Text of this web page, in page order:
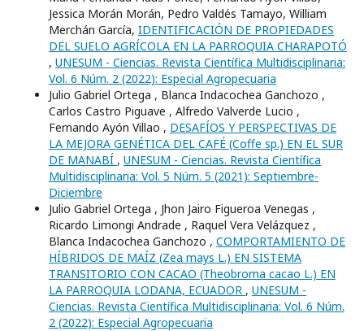
Jessica Morán Morán, Pedro Valdés Tamayo, William
Merchán García, IDENTIFICACIÓN DE PROPIEDADES
DEL SUELO AGRÍCOLA EN LA PARROQUIA CHARAPOTÓ
, UNESUM - Ciencias. Revista Científica Multidisciplinaria:
Vol. 6 Núm. 2 (2022): Especial Agropecuaria
Julio Gabriel Ortega , Blanca Indacochea Ganchozo ,
Carlos Castro Piguave , Alfredo Valverde Lucio ,
Fernando Ayón Villao , DESAFÍOS Y PERSPECTIVAS DE
LA MEJORA GENÉTICA DEL CAFÉ (Coffe sp.) EN EL SUR
DE MANABÍ , UNESUM - Ciencias. Revista Científica
Multidisciplinaria: Vol. 5 Núm. 5 (2021): Septiembre-
Diciembre
Julio Gabriel Ortega , Jhon Jairo Figueroa Venegas ,
Ricardo Limongi Andrade , Raquel Vera Velázquez ,
Blanca Indacochea Ganchozo , COMPORTAMIENTO DE
HÍBRIDOS DE MAÍZ (Zea mays L.) EN SISTEMA
TRANSITORIO CON CACAO (Theobroma cacao L.) EN
LA PARROQUIA LODANA, ECUADOR , UNESUM -
Ciencias. Revista Científica Multidisciplinaria: Vol. 6 Núm.
2 (2022): Especial Agropecuaria